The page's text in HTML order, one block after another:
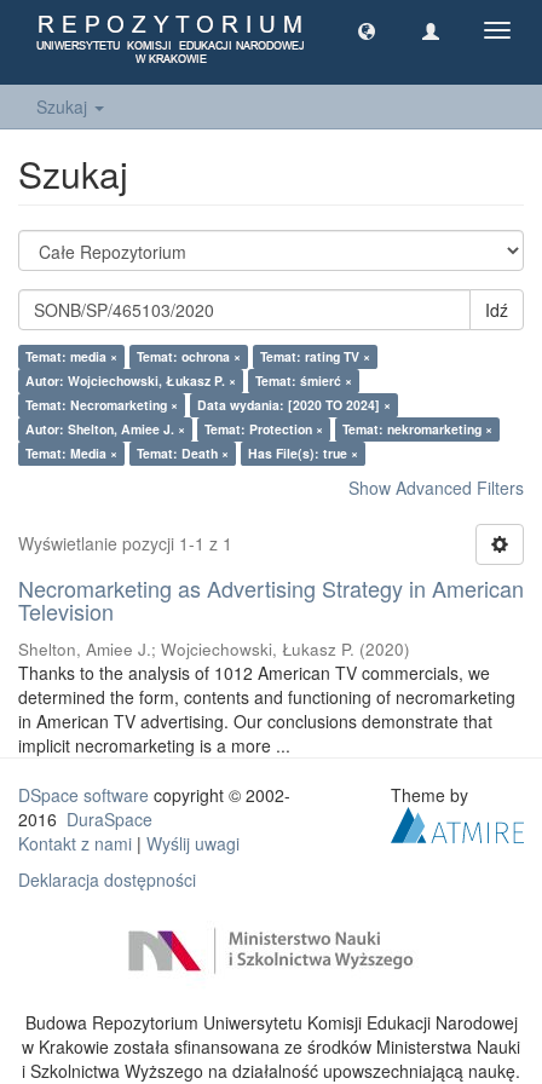
Szukaj
Szukaj
Idź
Temat: media × Temat: ochrona ×
Temat: rating TV ×
Autor: Wojciechowski, Łukasz P. ×
Temat: śmierć ×
Temat: Necromarketing ×
Data wydania: [2020 TO 2024] ×
Autor: Shelton, Amiee J. ×
Temat: Protection ×
Temat: nekromarketing ×
Temat: Media ×
Temat: Death × Has File(s): true ×
Show Advanced Filters
Wyświetlanie pozycji 1-1 z 1
Necromarketing as Advertising Strategy in American
Television
Shelton, Amiee J.; Wojciechowski, Łukasz P. (2020)
Thanks to the analysis of 1012 American TV commercials, we
determined the form, contents and functioning of necromarketing
in American TV advertising. Our conclusions demonstrate that
implicit necromarketing is a more ...
DSpace software copyright © 2002-
2016 DuraSpace
Kontakt z nami | Wyślij uwagi
Deklaracja dostępności
Theme by
Budowa Repozytorium Uniwersytetu Komisji Edukacji Narodowej
w Krakowie została sfinansowana ze środków Ministerstwa Nauki
i Szkolnictwa Wyższego na działalność upowszechniającą naukę.